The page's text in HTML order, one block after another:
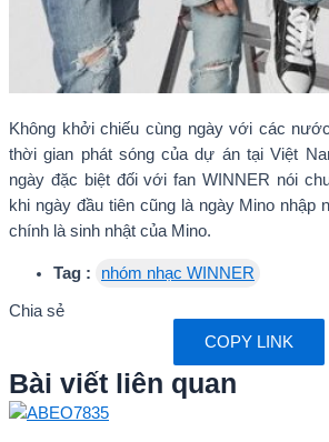
Không khởi chiếu cùng ngày với các
thời gian phát sóng của dự án tại Việt
ngày đặc biệt đối với fan WINNER nói
khi ngày đầu tiên cũng là ngày Mino nhập
chính là sinh nhật của Mino.
Tag : nhóm nhạc WINNER
Chia sẻ
COPY LINK
Bài viết liên quan